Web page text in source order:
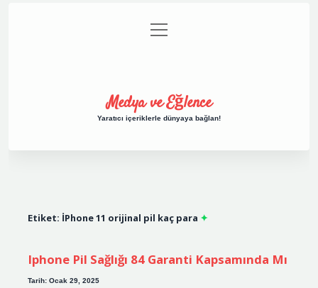
Gizlilik Politikası
menüyü
aç
Medya ve Eğlence
Yaratıcı içeriklerle dünyaya bağlan!
Etiket: İPhone 11 orijinal pil kaç para
Iphone Pil Sağlığı 84 Garanti Kapsamında Mı
Tarih: Ocak 29, 2025